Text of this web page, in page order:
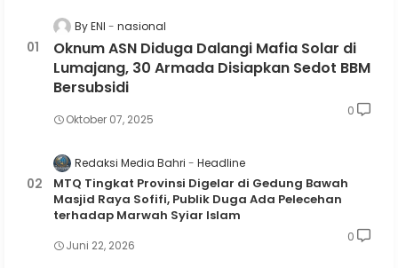
By ENI nasional
Oknum ASN Diduga Dalangi Mafia Solar di
Lumajang, 30 Armada Disiapkan Sedot BBM
Bersubsidi
Oktober 07, 2025
0
Redaksi Media Bahri Headline
MTQ Tingkat Provinsi Digelar di Gedung Bawah
Masjid Raya Sofifi, Publik Duga Ada Pelecehan
terhadap Marwah Syiar Islam
Juni 22, 2026
0